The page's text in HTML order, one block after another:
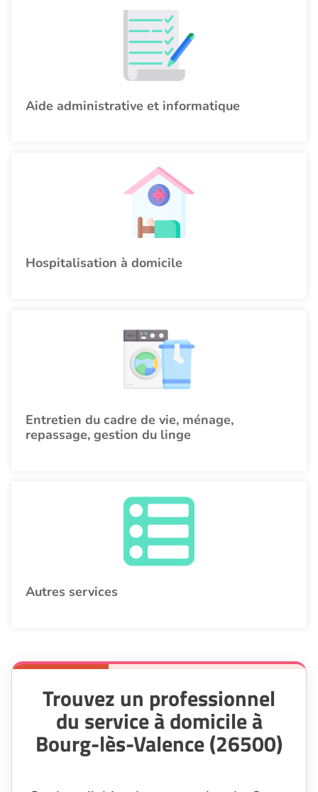
Aide administrative et informatique
Hospitalisation à domicile
Entretien du cadre de vie, ménage,
repassage, gestion du linge
Autres services
Trouvez un professionnel
du service à domicile à
Bourg-lès-Valence (26500)